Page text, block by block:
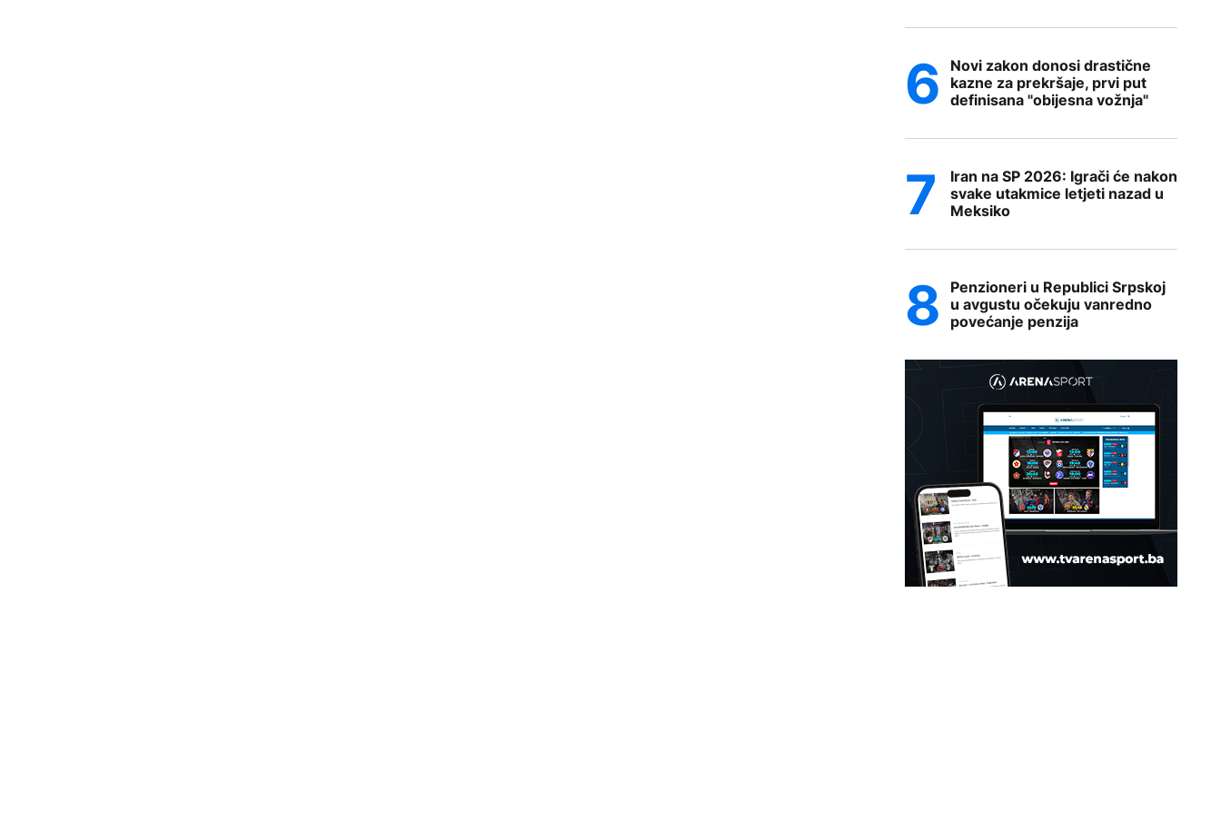
Novi zakon donosi drastične
kazne za prekršaje, prvi put
definisana "obijesna vožnja"
Iran na SP 2026: Igrači će nakon
svake utakmice letjeti nazad u
Meksiko
Penzioneri u Republici Srpskoj
u avgustu očekuju vanredno
povećanje penzija